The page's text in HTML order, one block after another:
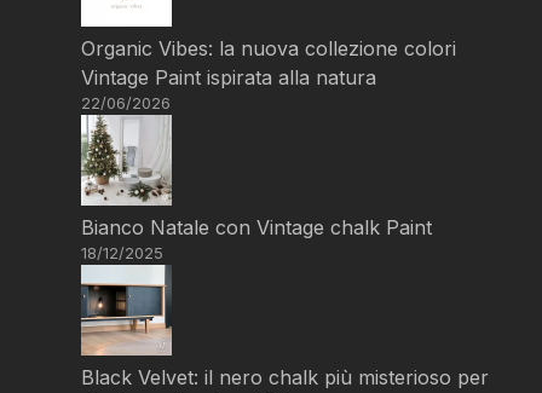
Organic Vibes: la nuova collezione colori
Vintage Paint ispirata alla natura
22/06/2026
Bianco Natale con Vintage chalk Paint
18/12/2025
Black Velvet: il nero chalk più misterioso per